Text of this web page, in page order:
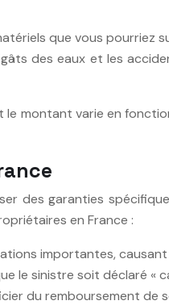
que vous pourriez
des eaux et les
montant varie en
des garanties
en France :
importantes,
le sinistre soit déclaré
du remboursement